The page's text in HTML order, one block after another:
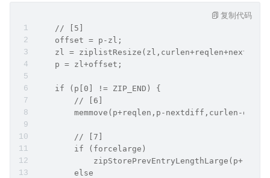
    // [5]
    offset = p-zl;
zl =
    p = zl+offset;
    if (p[0] != ZIP_END) {
        // [6]
memmove(p+reqlen,p-nextdiff,curlen-
        // [7]
        if (forcelarge)
        else
复制代码